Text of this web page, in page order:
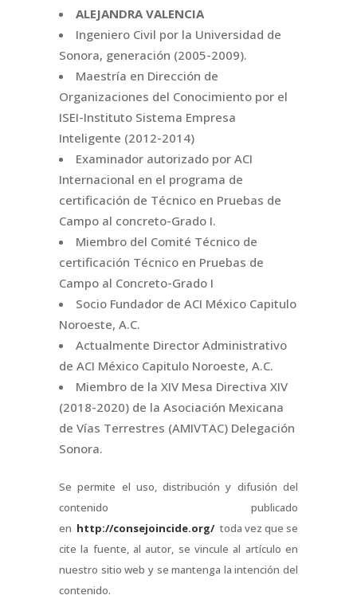
ALEJANDRA VALENCIA
Ingeniero Civil por la Universidad de
Sonora, generación (2005-2009).
Maestría en Dirección de
Organizaciones del Conocimiento por el
ISEI-Instituto Sistema Empresa
Inteligente (2012-2014)
Examinador autorizado por ACI
Internacional en el programa de
certificación de Técnico en Pruebas de
Campo al concreto-Grado I.
Miembro del Comité Técnico de
certificación Técnico en Pruebas de
Campo al Concreto-Grado I
Socio Fundador de ACI México Capitulo
Noroeste, A.C.
Actualmente Director Administrativo
de ACI México Capitulo Noroeste, A.C.
Miembro de la XIV Mesa Directiva XIV
(2018-2020) de la Asociación Mexicana
de Vías Terrestres (AMIVTAC) Delegación
Sonora.
Se permite el uso, distribución y difusión del
contenido publicado
en http://consejoincide.org/ toda vez que se
cite la fuente, al autor, se vincule al artículo en
nuestro sitio web y se mantenga la intención del
contenido.